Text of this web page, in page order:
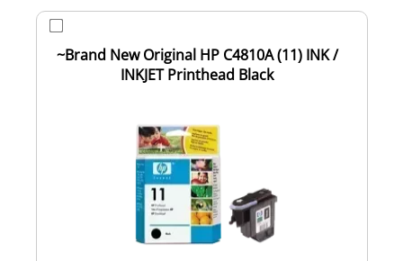
~Brand New Original HP C4810A (11) INK /
INKJET Printhead Black